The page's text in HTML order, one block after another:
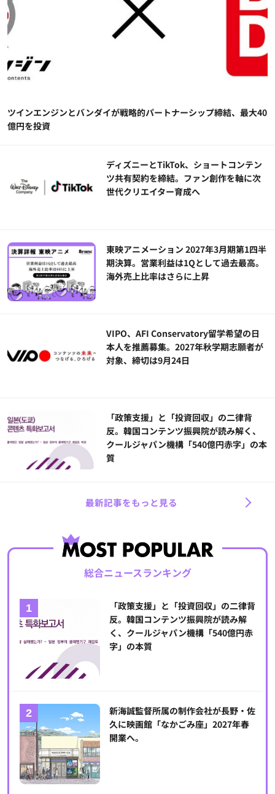
ツインエンジンとバンダイが戦略的パートナーシップ締結、最大40
億円を投資
ディズニーとTikTok、ショートコンテン
ツ共有契約を締結。ファン創作を軸に次
世代クリエイター育成へ
東映アニメーション 2027年3月期第1四半
期決算。営業利益は1Qとして過去最高。
海外売上比率はさらに上昇
VIPO、AFI Conservatory留学希望の日
本人を推薦募集。2027年秋学期志願者が
対象、締切は9月24日
「政策支援」と「投資回収」の二律背
反。韓国コンテンツ振興院が読み解く、
クールジャパン機構「540億円赤字」の本
質
最新記事をもっと見る
総合ニュースランキング
「政策支援」と「投資回収」の二律背
反。韓国コンテンツ振興院が読み解
く、クールジャパン機構「540億円赤
字」の本質
新海誠監督所属の制作会社が長野・佐
久に映画館「なかごみ座」2027年春
開業へ。